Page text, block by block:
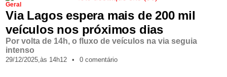
Geral
Via Lagos espera mais de 200 mil
veículos nos próximos dias
Por volta de 14h, o fluxo de veículos na via seguia
intenso
29/12/2025,às 14h12 • 0 comentário